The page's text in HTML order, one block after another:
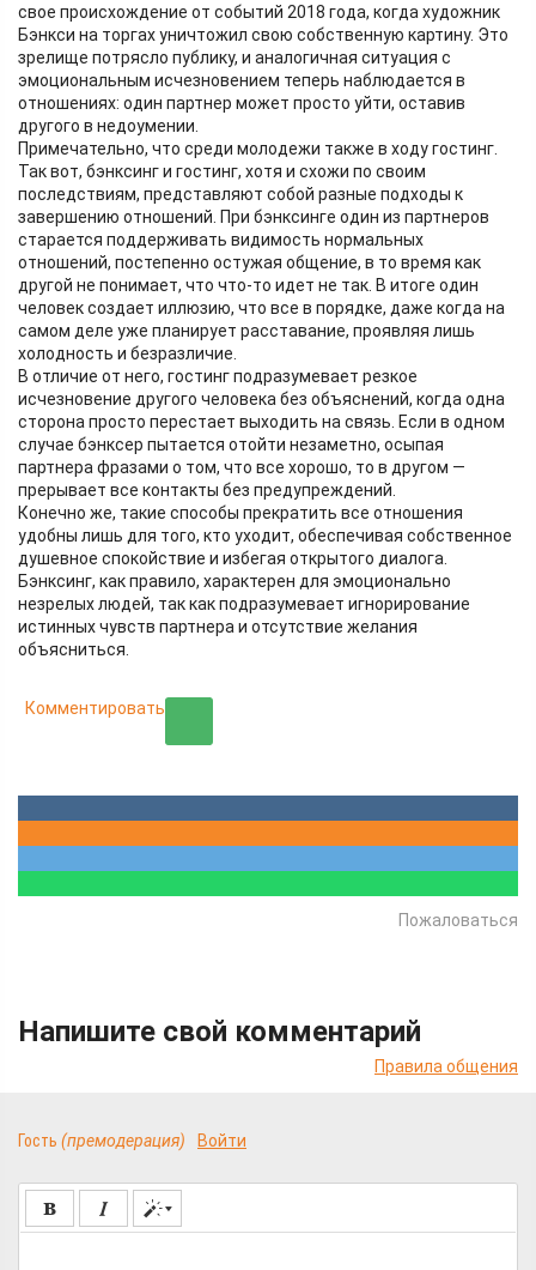
свое происхождение от событий 2018 года, когда художник
Бэнкси на торгах уничтожил свою собственную картину. Это
зрелище потрясло публику, и аналогичная ситуация с
эмоциональным исчезновением теперь наблюдается в
отношениях: один партнер может просто уйти, оставив
другого в недоумении.
Примечательно, что среди молодежи также в ходу гостинг.
Так вот, бэнксинг и гостинг, хотя и схожи по своим
последствиям, представляют собой разные подходы к
завершению отношений. При бэнксинге один из партнеров
старается поддерживать видимость нормальных
отношений, постепенно остужая общение, в то время как
другой не понимает, что что-то идет не так. В итоге один
человек создает иллюзию, что все в порядке, даже когда на
самом деле уже планирует расставание, проявляя лишь
холодность и безразличие.
В отличие от него, гостинг подразумевает резкое
исчезновение другого человека без объяснений, когда одна
сторона просто перестает выходить на связь. Если в одном
случае бэнксер пытается отойти незаметно, осыпая
партнера фразами о том, что все хорошо, то в другом —
прерывает все контакты без предупреждений.
Конечно же, такие способы прекратить все отношения
удобны лишь для того, кто уходит, обеспечивая собственное
душевное спокойствие и избегая открытого диалога.
Бэнксинг, как правило, характерен для эмоционально
незрелых людей, так как подразумевает игнорирование
истинных чувств партнера и отсутствие желания
объясниться.
Комментировать
Пожаловаться
Напишите свой комментарий
Правила общения
Гость (премодерация) Войти